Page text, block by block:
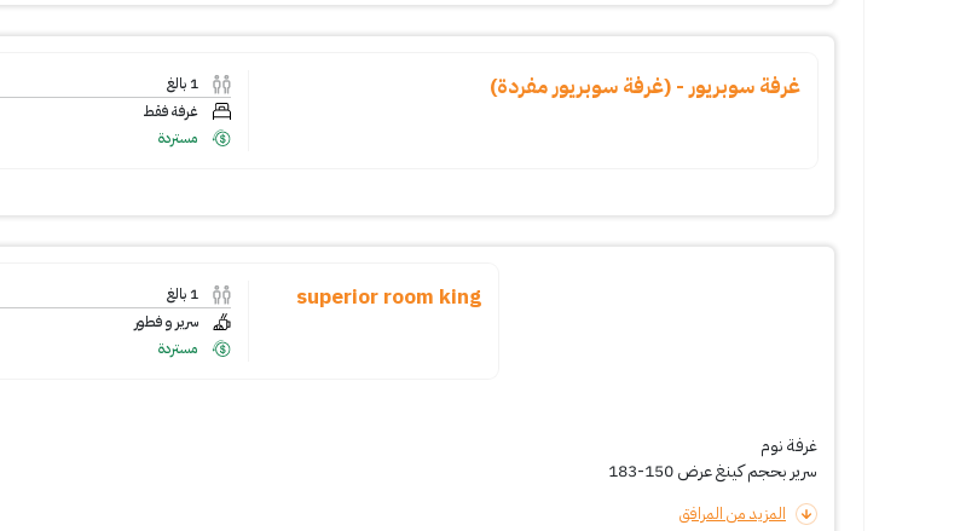
غرفة سوبريور - (غرفة سوبريور مفردة) 1 بالغ
غرفة فقط
مستردة
غرفة نوم
سرير بحجم كينغ عرض 150-183
المزيد من المرافق
superior room king
1 بالغ
سرير و فطور
مستردة